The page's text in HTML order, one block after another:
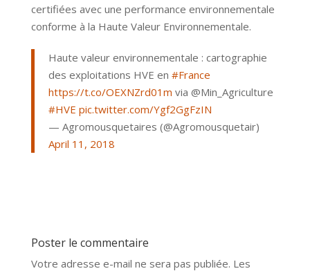
certifiées avec une performance environnementale
conforme à la Haute Valeur Environnementale.
Haute valeur environnementale : cartographie
des exploitations HVE en #France
https://t.co/OEXNZrd01m via @Min_Agriculture
#HVE pic.twitter.com/Ygf2GgFzIN
— Agromousquetaires (@Agromousquetair)
April 11, 2018
Poster le commentaire
Votre adresse e-mail ne sera pas publiée. Les